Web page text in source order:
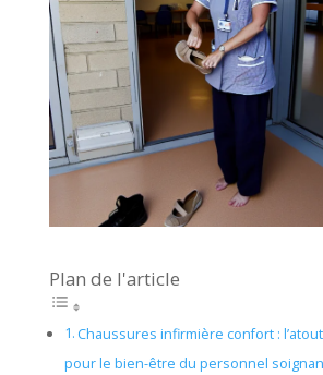
Plan de l'article
Chaussures infirmière confort :
pour le bien-être du personnel